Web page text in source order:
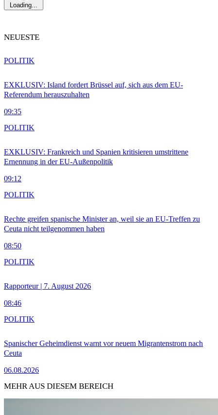
Loading...
NEUESTE
EXKLUSIV: Island fordert Brüssel auf, sich aus dem EU-
Referendum herauszuhalten
09:35
POLITIK
EXKLUSIV: Frankreich und Spanien kritisieren umstrittene
Ernennung in der EU-Außenpolitik
09:12
POLITIK
Rechte greifen spanische Minister an, weil sie an EU-Treffen zu
Ceuta nicht teilgenommen haben
08:50
POLITIK
Rapporteur | 7. August 2026
08:46
POLITIK
Spanischer Geheimdienst warnt vor neuem Migrantenstrom nach
Ceuta
06.08.2026
POLITIK
MEHR AUS DIESEM BEREICH